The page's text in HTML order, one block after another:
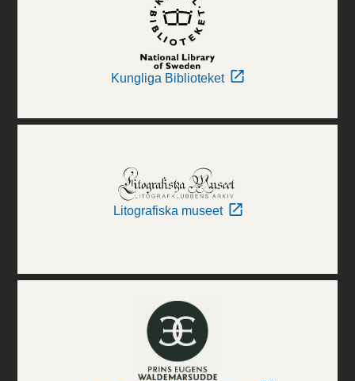
Kungliga Biblioteket
Litografiska museet